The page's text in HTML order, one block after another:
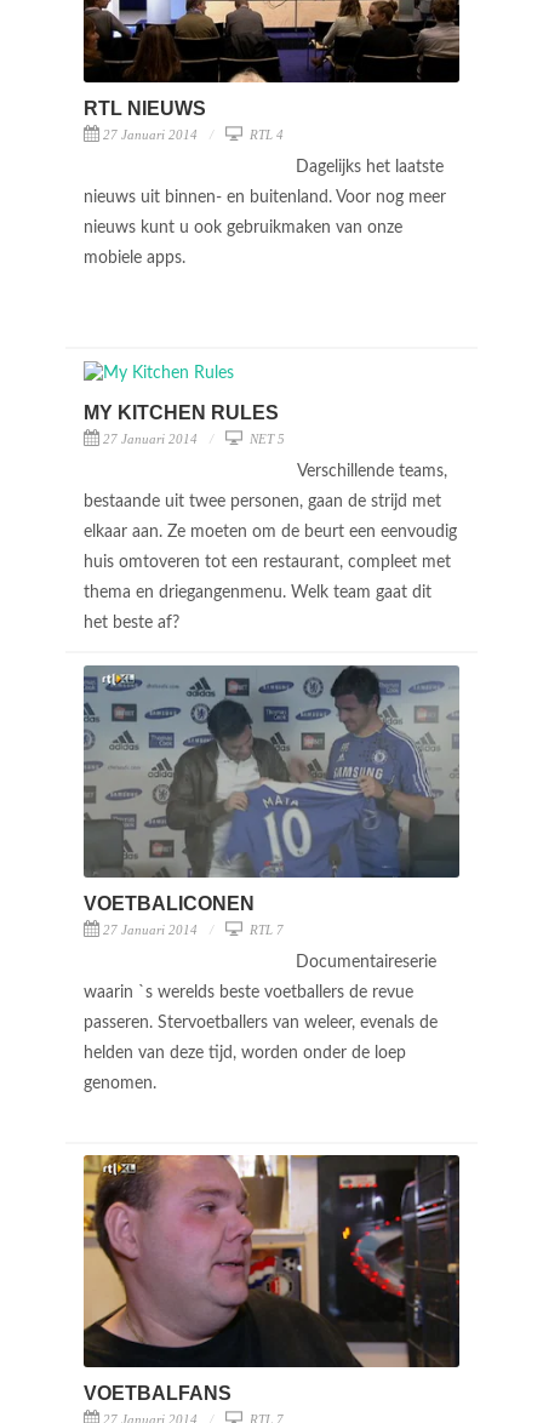
RTL NIEUWS
27 Januari 2014 RTL 4
Dagelijks het laatste
nieuws uit binnen- en buitenland. Voor nog meer
nieuws kunt u ook gebruikmaken van onze
mobiele apps.
MY KITCHEN RULES
27 Januari 2014 NET 5
Verschillende teams,
bestaande uit twee personen, gaan de strijd met
elkaar aan. Ze moeten om de beurt een eenvoudig
huis omtoveren tot een restaurant, compleet met
thema en driegangenmenu. Welk team gaat dit
het beste af?
VOETBALICONEN
27 Januari 2014 RTL 7
Documentaireserie
waarin `s werelds beste voetballers de revue
passeren. Stervoetballers van weleer, evenals de
helden van deze tijd, worden onder de loep
genomen.
VOETBALFANS
27 Januari 2014 RTL 7